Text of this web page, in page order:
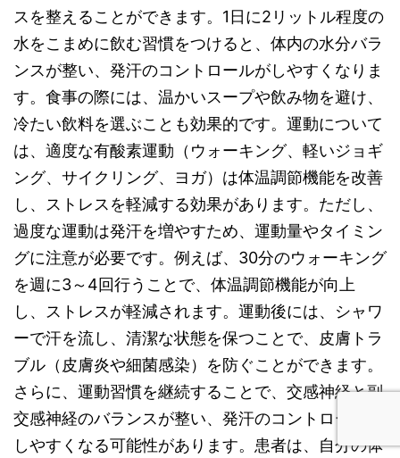
スを整えることができます。1日に2リットル程度の
水をこまめに飲む習慣をつけると、体内の水分バラ
ンスが整い、発汗のコントロールがしやすくなりま
す。食事の際には、温かいスープや飲み物を避け、
冷たい飲料を選ぶことも効果的です。運動について
は、適度な有酸素運動（ウォーキング、軽いジョギ
ング、サイクリング、ヨガ）は体温調節機能を改善
し、ストレスを軽減する効果があります。ただし、
過度な運動は発汗を増やすため、運動量やタイミン
グに注意が必要です。例えば、30分のウォーキング
を週に3～4回行うことで、体温調節機能が向上
し、ストレスが軽減されます。運動後には、シャワ
ーで汗を流し、清潔な状態を保つことで、皮膚トラ
ブル（皮膚炎や細菌感染）を防ぐことができます。
さらに、運動習慣を継続することで、交感神経と副
交感神経のバランスが整い、発汗のコントロールが
しやすくなる可能性があります。患者は、自分の体